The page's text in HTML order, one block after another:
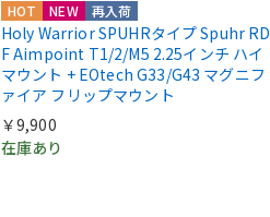
HOT NEW 再入荷
Holy Warrior SPUHRタイプ Spuhr RD
F Aimpoint T1/2/M5 2.25インチ ハイ
マウント + EOtech G33/G43 マグニフ
ァイア フリップマウント
￥9,900
在庫あり